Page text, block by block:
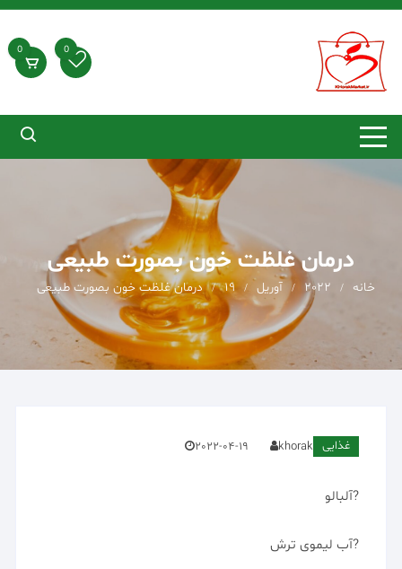
رد
محتوا
0
0
درمان غلظت خون بصورت طبیعی
خانه 2022 آوریل 19 درمان غلظت خون بصورت طبیعی
غذایی khorak
2022-04-19
?آلبالو
?آب لیموی ترش